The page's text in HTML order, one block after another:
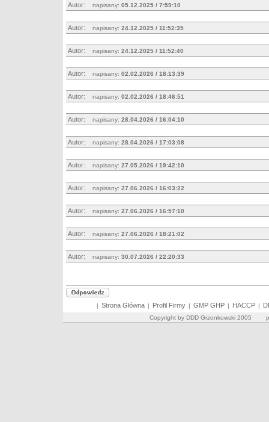
Autor: napisany: 05.12.2025 / 7:59:10
Autor: napisany: 24.12.2025 / 11:52:35
Autor: napisany: 24.12.2025 / 11:52:40
Autor: napisany: 02.02.2026 / 18:13:39
Autor: napisany: 02.02.2026 / 18:46:51
Autor: napisany: 28.04.2026 / 16:04:10
Autor: napisany: 28.04.2026 / 17:03:08
Autor: napisany: 27.05.2026 / 19:42:10
Autor: napisany: 27.06.2026 / 16:03:22
Autor: napisany: 27.06.2026 / 16:57:10
Autor: napisany: 27.06.2026 / 18:21:02
Autor: napisany: 30.07.2026 / 22:20:33
| Strona Główna | Profil Firmy | GMP GHP | HACCP |
Copyright by DDD Grzonkowski 2005